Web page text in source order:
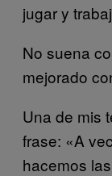
jugar y
No suena
mejorado
Una de mis
frase: «A
hacemos